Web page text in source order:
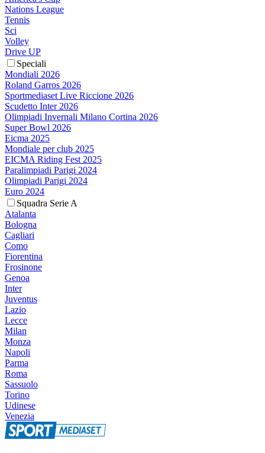
Nations League
Tennis
Sci
Volley
Drive UP
Speciali
Mondiali 2026
Roland Garros 2026
Sportmediaset Live Riccione 2026
Scudetto Inter 2026
Olimpiadi Invernali Milano Cortina 2026
Super Bowl 2026
Eicma 2025
Mondiale per club 2025
EICMA Riding Fest 2025
Paralimpiadi Parigi 2024
Olimpiadi Parigi 2024
Euro 2024
Squadra Serie A
Atalanta
Bologna
Cagliari
Como
Fiorentina
Frosinone
Genoa
Inter
Juventus
Lazio
Lecce
Milan
Monza
Napoli
Parma
Roma
Sassuolo
Torino
Udinese
Venezia